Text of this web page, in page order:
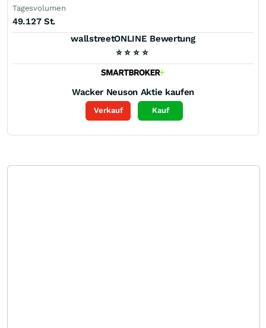
Tagesvolumen
49.127 St.
wallstreetONLINE Bewertung
⭐ ⭐ ⭐ ⭐
Wacker Neuson Aktie kaufen
Verkauf Kauf